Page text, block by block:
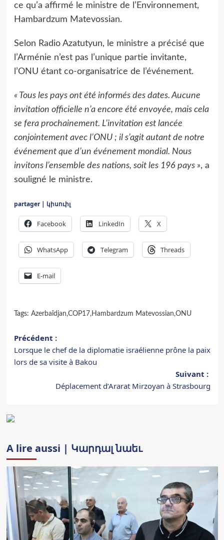
ce qu’a affirmé le ministre de l’Environnement,
Hambardzum Matevossian.
Selon Radio Azatutyun, le ministre a précisé que
l’Arménie n’est pas l’unique partie invitante,
l’ONU étant co-organisatrice de l’événement.
« Tous les pays ont été informés des dates. Aucune
invitation officielle n’a encore été envoyée, mais cela
se fera prochainement. L’invitation est lancée
conjointement avec l’ONU ; il s’agit autant de notre
événement que d’un événement mondial. Nous
invitons l’ensemble des nations, soit les 196 pays », a
souligné le ministre.
partager | կիսուիլ
Facebook LinkedIn X
WhatsApp Telegram Threads
E-mail
Tags: Azerbaïdjan,COP17,Hambardzum Matevossian,ONU
Navigation
d’article
Précédent :
Lorsque le chef de la diplomatie israélienne prône la paix
lors de sa visite à Bakou
Suivant :
Déplacement d’Ararat Mirzoyan à Strasbourg
A lire aussi | Կարդալ նաեւ